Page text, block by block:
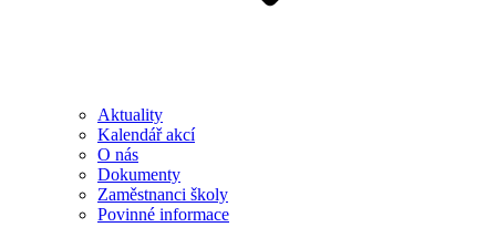
Aktuality
Kalendář akcí
O nás
Dokumenty
Zaměstnanci školy
Povinné informace